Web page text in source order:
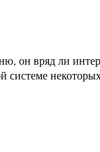
он вряд ли
системе